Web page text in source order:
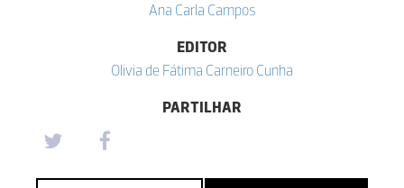
Ana Carla Campos
EDITOR
Olivia de Fátima Carneiro Cunha
PARTILHAR